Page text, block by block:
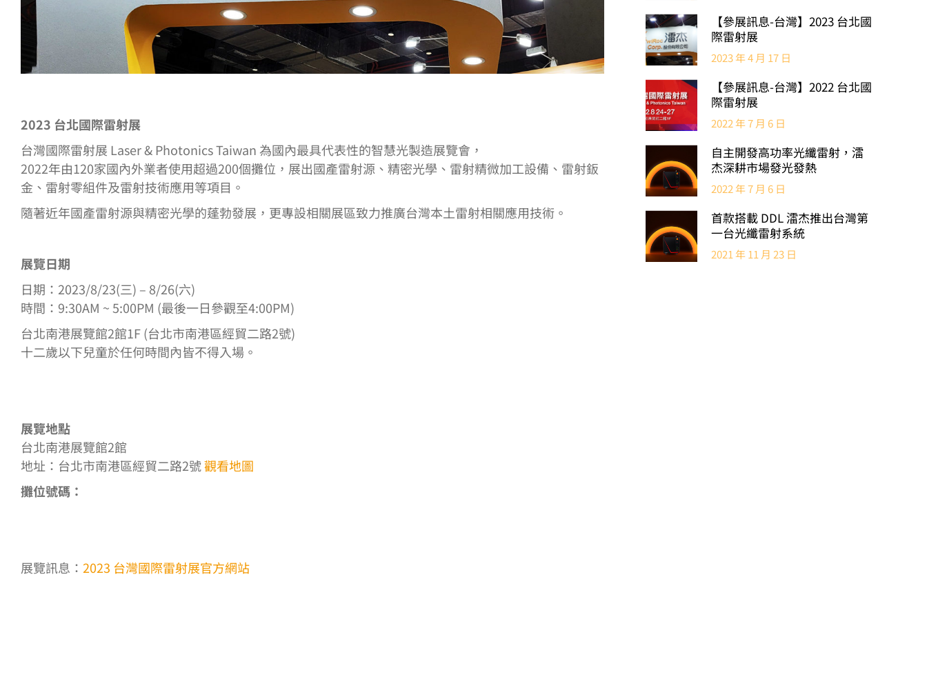
2023 台北國際雷射展
台灣國際雷射展 Laser & Photonics Taiwan 為國內最具代表性的智慧光製造展覽會，
2022年由120家國內外業者使用超過200個攤位，展出國產雷射源、精密光學、雷射精微加工設備、雷射鈑
金、雷射零組件及雷射技術應用等項目。
隨著近年國產雷射源與精密光學的蓬勃發展，更專設相關展區致力推廣台灣本土雷射相關應用技術。
展覽日期
日期：2023/8/23(三) – 8/26(六)
時間：9:30AM ~ 5:00PM (最後一日參觀至4:00PM)
台北南港展覽館2館1F (台北市南港區經貿二路2號)
十二歲以下兒童於任何時間內皆不得入場。
展覽地點
台北南港展覽館2館
地址：台北市南港區經貿二路2號觀看地圖
攤位號碼：
展覽訊息： 2023 台灣國際雷射展官方網站
【參展訊息-台灣】2023 台北國
際雷射展
2023 年 4 月 17 日
【參展訊息-台灣】2022 台北國
際雷射展
2022 年 7 月 6 日
自主開發高功率光纖雷射，㵢
杰深耕市場發光發熱
2022 年 7 月 6 日
首款搭載 DDL 㵢杰推出台灣第
一台光纖雷射系統
2021 年 11 月 23 日